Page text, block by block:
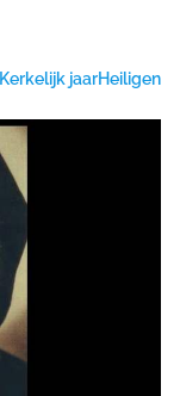
Kerkelijk jaarHeiligen